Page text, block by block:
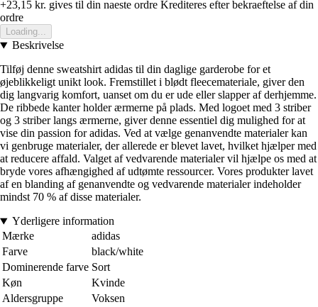
+23,15 kr. gives til din naeste ordre Krediteres efter bekraeftelse af din
ordre
Loading...
Beskrivelse
Tilføj denne sweatshirt adidas til din daglige garderobe for et
øjeblikkeligt unikt look. Fremstillet i blødt fleecemateriale, giver den
dig langvarig komfort, uanset om du er ude eller slapper af derhjemme.
De ribbede kanter holder ærmerne på plads. Med logoet med 3 striber
og 3 striber langs ærmerne, giver denne essentiel dig mulighed for at
vise din passion for adidas. Ved at vælge genanvendte materialer kan
vi genbruge materialer, der allerede er blevet lavet, hvilket hjælper med
at reducere affald. Valget af vedvarende materialer vil hjælpe os med at
bryde vores afhængighed af udtømte ressourcer. Vores produkter lavet
af en blanding af genanvendte og vedvarende materialer indeholder
mindst 70 % af disse materialer.
Yderligere information
Mærke
adidas
Farve
black/white
Dominerende farve Sort
Køn
Kvinde
Aldersgruppe
Voksen